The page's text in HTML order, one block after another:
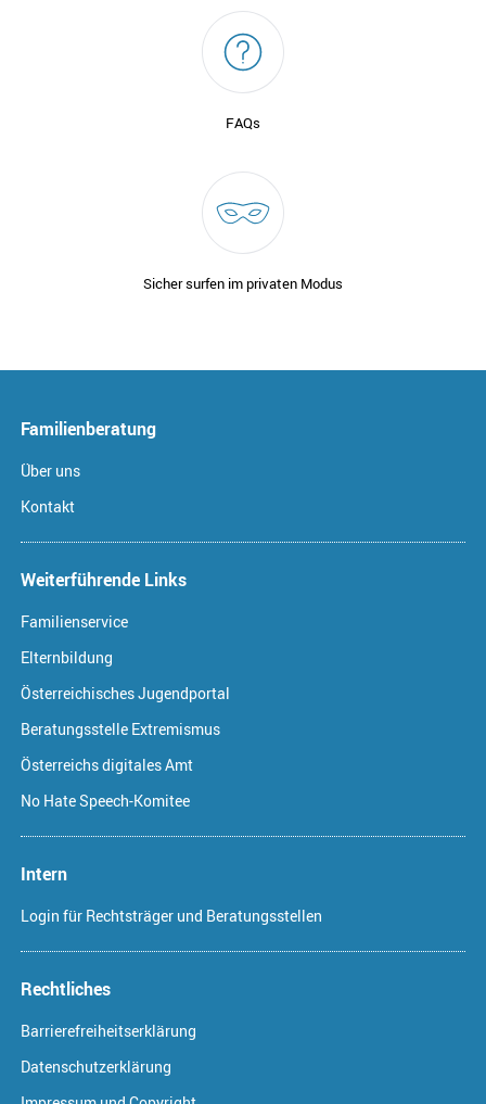
FAQs
Sicher surfen im privaten Modus
Familienberatung
Über uns
Kontakt
Weiterführende Links
Familienservice
Elternbildung
Österreichisches Jugendportal
Beratungsstelle Extremismus
Österreichs digitales Amt
No Hate Speech-Komitee
Intern
Login für Rechtsträger und Beratungsstellen
Rechtliches
Barrierefreiheitserklärung
Datenschutzerklärung